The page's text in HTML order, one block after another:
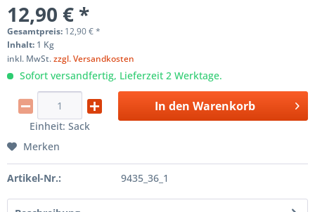
12,90 € *
Gesamtpreis: 12,90€*
Inhalt: 1 Kg
inkl. MwSt.zzgl. Versandkosten
Sofort versandfertig, Lieferzeit 2 Werktage.
Einheit: Sack
In den Warenkorb
Merken
Artikel-Nr.: 9435_36_1